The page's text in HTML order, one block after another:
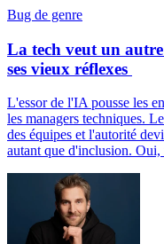
Bug de genre
La tech veut un
ses vieux réflexes
L'essor de l'IA pousse les
les managers techniques.
des équipes et l'autorité
autant que d'inclusion. Oui,